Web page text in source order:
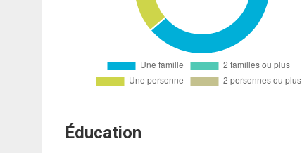
Éducation